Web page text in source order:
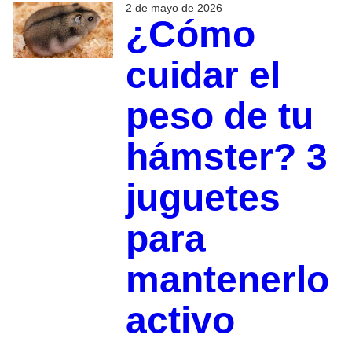
2 de mayo de 2026
¿Cómo
cuidar el
peso de tu
hámster? 3
juguetes
para
mantenerlo
activo